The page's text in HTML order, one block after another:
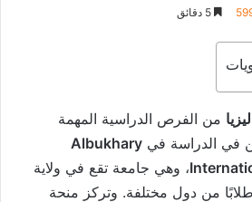
من الفرص الدراسية المهمة
في الدراسة في Albukhary
، وهي جامعة تقع في ولاية
من دول مختلفة. وتركز منحة